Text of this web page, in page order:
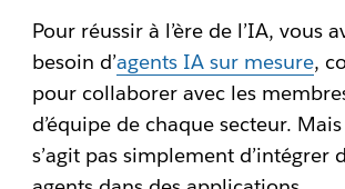
Pour réussir à l’ère de l’IA, vous
besoin d’agents IA sur mesure,
pour collaborer avec les
d’équipe de chaque secteur.
s’agit pas simplement d’intégrer